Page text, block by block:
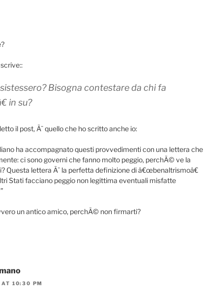
scrive::
Bisogna contestare da chi fa
in su?
il post, Ã¨ quello che ho scritto anche io:
ha accompagnato questi provvedimenti con una lettera che
ci sono governi che fanno molto peggio, perchÃ© ve la
Questa lettera Ã¨ la perfetta definizione di â€œbenaltrismoâ€
Stati facciano peggio non legittima eventuali misfatte
un antico amico, perchÃ© non firmarti?
10:30 PM